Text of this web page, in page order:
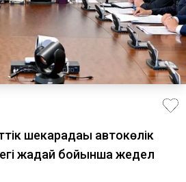
шекарадағы автокөлік
жағдай бойынша жедел